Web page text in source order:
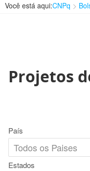
Você está aqui:CNPq
Projetos
País
Estados